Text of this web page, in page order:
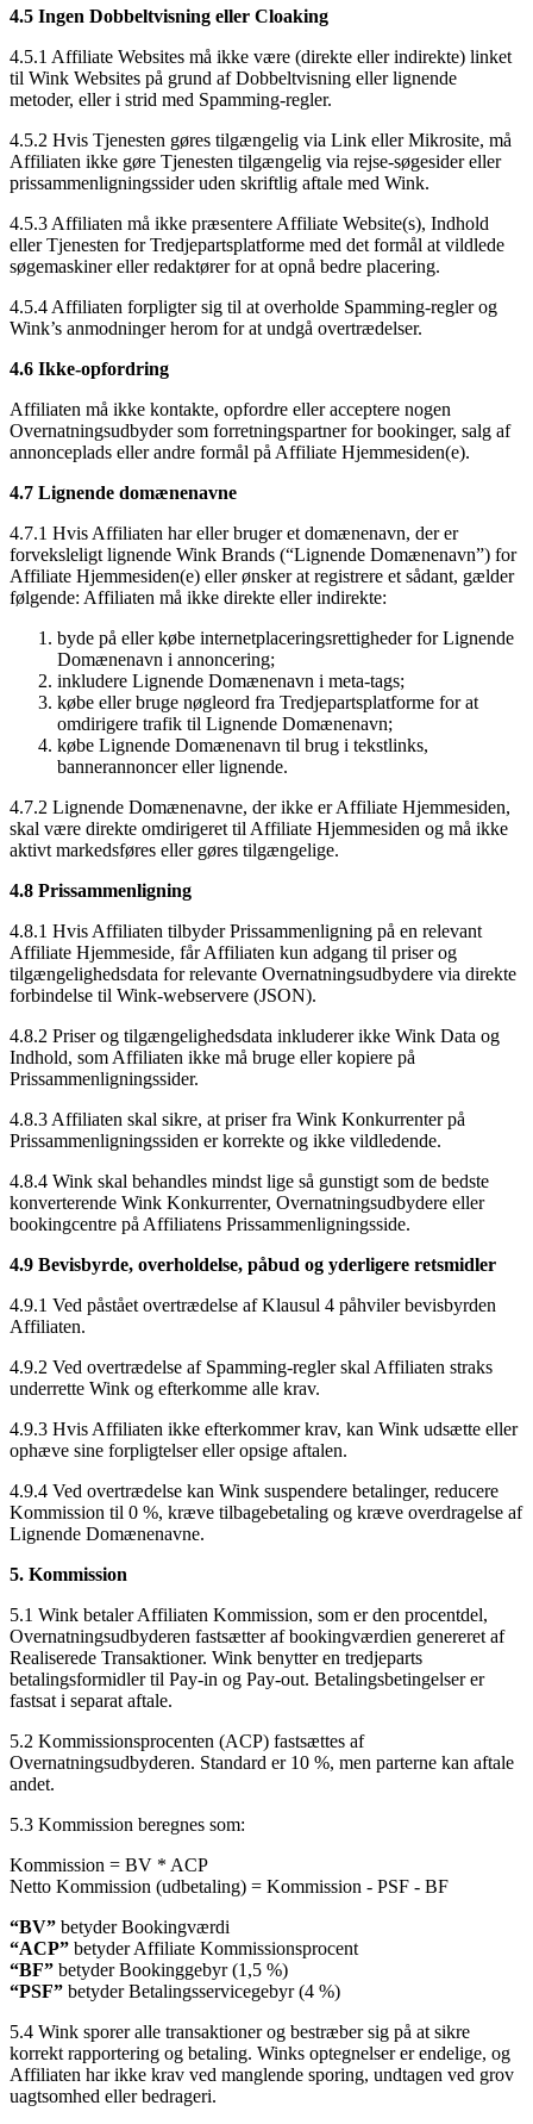
4.5 Ingen Dobbeltvisning eller Cloaking
4.5.1 Affiliate Websites må ikke være (direkte eller indirekte) linket
til Wink Websites på grund af Dobbeltvisning eller lignende
metoder, eller i strid med Spamming-regler.
4.5.2 Hvis Tjenesten gøres tilgængelig via Link eller Mikrosite, må
Affiliaten ikke gøre Tjenesten tilgængelig via rejse-søgesider eller
prissammenligningssider uden skriftlig aftale med Wink.
4.5.3 Affiliaten må ikke præsentere Affiliate Website(s), Indhold
eller Tjenesten for Tredjepartsplatforme med det formål at vildlede
søgemaskiner eller redaktører for at opnå bedre placering.
4.5.4 Affiliaten forpligter sig til at overholde Spamming-regler og
Wink’s anmodninger herom for at undgå overtrædelser.
4.6 Ikke-opfordring
Affiliaten må ikke kontakte, opfordre eller acceptere nogen
Overnatningsudbyder som forretningspartner for bookinger, salg af
annonceplads eller andre formål på Affiliate Hjemmesiden(e).
4.7 Lignende domænenavne
4.7.1 Hvis Affiliaten har eller bruger et domænenavn, der er
forveksleligt lignende Wink Brands (“Lignende Domænenavn”) for
Affiliate Hjemmesiden(e) eller ønsker at registrere et sådant, gælder
følgende: Affiliaten må ikke direkte eller indirekte:
byde på eller købe internetplaceringsrettigheder for Lignende
Domænenavn i annoncering;
inkludere Lignende Domænenavn i meta-tags;
købe eller bruge nøgleord fra Tredjepartsplatforme for at
omdirigere trafik til Lignende Domænenavn;
købe Lignende Domænenavn til brug i tekstlinks,
bannerannoncer eller lignende.
4.7.2 Lignende Domænenavne, der ikke er Affiliate Hjemmesiden,
skal være direkte omdirigeret til Affiliate Hjemmesiden og må ikke
aktivt markedsføres eller gøres tilgængelige.
4.8 Prissammenligning
4.8.1 Hvis Affiliaten tilbyder Prissammenligning på en relevant
Affiliate Hjemmeside, får Affiliaten kun adgang til priser og
tilgængelighedsdata for relevante Overnatningsudbydere via direkte
forbindelse til Wink-webservere (JSON).
4.8.2 Priser og tilgængelighedsdata inkluderer ikke Wink Data og
Indhold, som Affiliaten ikke må bruge eller kopiere på
Prissammenligningssider.
4.8.3 Affiliaten skal sikre, at priser fra Wink Konkurrenter på
Prissammenligningssiden er korrekte og ikke vildledende.
4.8.4 Wink skal behandles mindst lige så gunstigt som de bedste
konverterende Wink Konkurrenter, Overnatningsudbydere eller
bookingcentre på Affiliatens Prissammenligningsside.
4.9 Bevisbyrde, overholdelse, påbud og yderligere retsmidler
4.9.1 Ved påstået overtrædelse af Klausul 4 påhviler bevisbyrden
Affiliaten.
4.9.2 Ved overtrædelse af Spamming-regler skal Affiliaten straks
underrette Wink og efterkomme alle krav.
4.9.3 Hvis Affiliaten ikke efterkommer krav, kan Wink udsætte eller
ophæve sine forpligtelser eller opsige aftalen.
4.9.4 Ved overtrædelse kan Wink suspendere betalinger, reducere
Kommission til 0 %, kræve tilbagebetaling og kræve overdragelse af
Lignende Domænenavne.
5. Kommission
5.1 Wink betaler Affiliaten Kommission, som er den procentdel,
Overnatningsudbyderen fastsætter af bookingværdien genereret af
Realiserede Transaktioner. Wink benytter en tredjeparts
betalingsformidler til Pay-in og Pay-out. Betalingsbetingelser er
fastsat i separat aftale.
5.2 Kommissionsprocenten (ACP) fastsættes af
Overnatningsudbyderen. Standard er 10 %, men parterne kan aftale
andet.
5.3 Kommission beregnes som:
Kommission = BV * ACP
Netto Kommission (udbetaling) = Kommission - PSF - BF
“BV” betyder Bookingværdi
“ACP” betyder Affiliate Kommissionsprocent
“BF” betyder Bookinggebyr (1,5 %)
“PSF” betyder Betalingsservicegebyr (4 %)
5.4 Wink sporer alle transaktioner og bestræber sig på at sikre
korrekt rapportering og betaling. Winks optegnelser er endelige, og
Affiliaten har ikke krav ved manglende sporing, undtagen ved grov
uagtsomhed eller bedrageri.